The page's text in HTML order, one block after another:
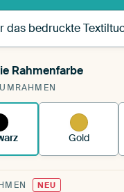
das bedruckte
spannst einen
ArtFrame™.
Rahmenfarbe
Gold
NEU